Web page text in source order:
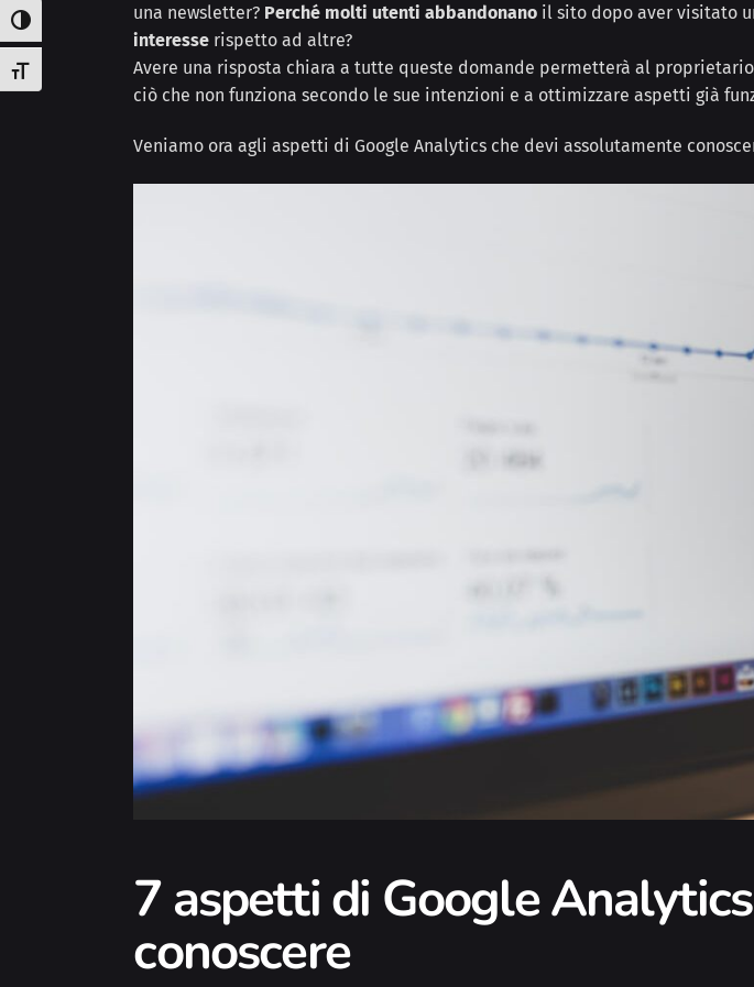
Attiva/disattiva alto contrasto
Attiva/disattiva dimensione testo
una newsletter? Perché molti utenti abbandonano il sito dopo aver visitato
interesse rispetto ad altre?
Avere una risposta chiara a tutte queste domande permetterà al
ciò che non funziona secondo le sue intenzioni e a ottimizzare aspetti già
Veniamo ora agli aspetti di Google Analytics che devi assolutamente
7 aspetti di Google
conoscere